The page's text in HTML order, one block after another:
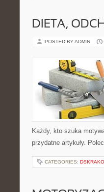
DIETA,
POSTED BY ADMIN
Każdy, kto szuka
przydatne artykuły.
CATEGORIES: